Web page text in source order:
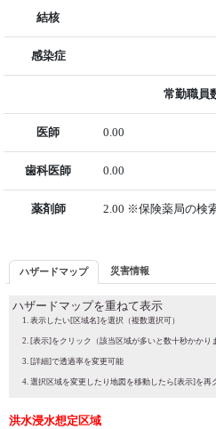
結核
感染症
常勤職員
医師 0.00
歯科医師 0.00
薬剤師 2.00 ※保険薬局の検
ハザードマップ 災害情報
ハザードマップを重ねて表示
表示したい[区域名]を選択（複数選択可）
[表示]をクリック（該当区域が多いと数十秒かかり
[詳細]で透過率を変更可能
選択区域を変更したり地図を移動したら[表示]を再
洪水浸水想定区域